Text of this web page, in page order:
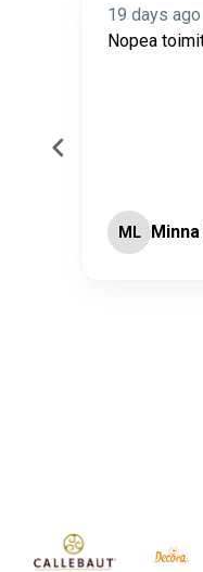
19 days ago
Nopea
ML